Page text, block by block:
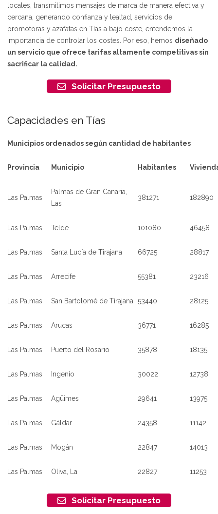
locales, transmitimos mensajes de marca de manera efectiva y
cercana, generando confianza y lealtad, servicios de
promotoras y azafatas en Tías a bajo coste, entendemos la
importancia de controlar los costes. Por eso, hemos diseñado
un servicio que ofrece tarifas altamente competitivas sin
sacrificar la calidad.
Solicitar Presupuesto
Capacidades en Tías
Municipios ordenados según cantidad de habitantes
Provincia Municipio Habitantes
Las Palmas
Palmas de Gran Canaria,
Las
381271 182890
Las Palmas Telde 101080 46458
Las Palmas Santa Lucía de Tirajana 66725 28817
Las Palmas Arrecife 55381 23216
Las Palmas San Bartolomé de Tirajana 53440 28125
Las Palmas Arucas 36771 16285
Las Palmas Puerto del Rosario 35878 18135
Las Palmas Ingenio 30022 12738
Las Palmas Agüimes 29641 13975
Las Palmas Gáldar 24358 11142
Las Palmas Mogán 22847 14013
Las Palmas Oliva, La 22827 11253
Solicitar Presupuesto